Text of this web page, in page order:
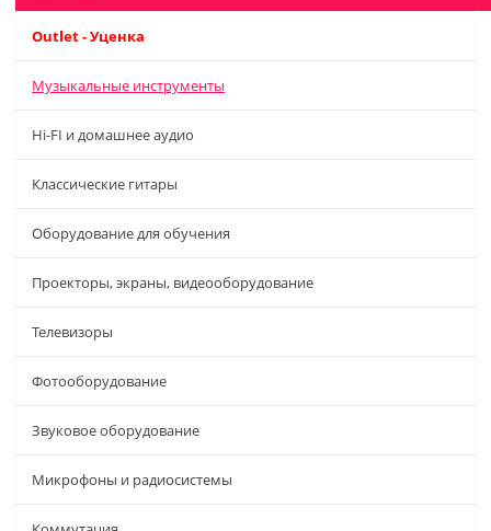
Outlet - Уценка
Музыкальные инструменты
Hi-FI и домашнее аудио
Классические гитары
Оборудование для обучения
Проекторы, экраны, видеооборудование
Телевизоры
Фотооборудование
Звуковое оборудование
Микрофоны и радиосистемы